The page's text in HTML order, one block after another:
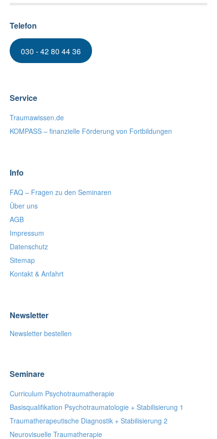
Telefon
030 - 42 80 44 36
Service
Traumawissen.de
KOMPASS – finanzielle Förderung von Fortbildungen
Info
FAQ – Fragen zu den Seminaren
Über uns
AGB
Impressum
Datenschutz
Sitemap
Kontakt & Anfahrt
Newsletter
Newsletter bestellen
Seminare
Curriculum Psychotraumatherapie
Basisqualifikation Psychotraumatologie + Stabilisierung 1
Traumatherapeutische Diagnostik + Stabilisierung 2
Neurovisuelle Traumatherapie